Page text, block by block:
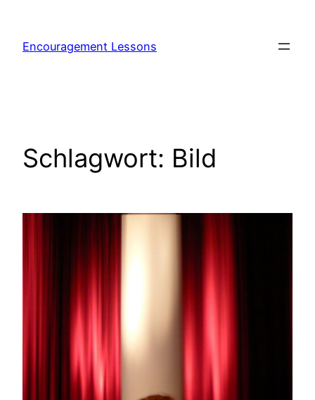
Encouragement Lessons
Schlagwort: Bild